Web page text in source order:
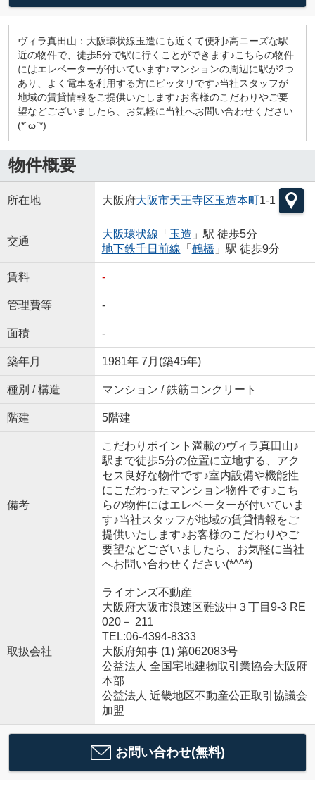
ヴィラ真田山：大阪環状線玉造にも近くて便利♪高ニーズな駅
近の物件で、徒歩5分で駅に行くことができます♪こちらの物件
にはエレベーターが付いています♪マンションの周辺に駅が2つ
あり、よく電車を利用する方にピッタリです♪当社スタッフが
地域の賃貸情報をご提供いたします♪お客様のこだわりやご要
望などございましたら、お気軽に当社へお問い合わせください
(*´ω`*)
物件概要
所在地 大阪府大阪市天王寺区玉造本町1-1
交通
大阪環状線 「 玉造 」駅 徒歩5分
地下鉄千日前線 「 鶴橋 」駅 徒歩9分
賃料 -
管理費等 -
面積 -
築年月 1981年 7月(築45年)
種別 / 構造 マンション / 鉄筋コンクリート
階建 5階建
備考
こだわりポイント満載のヴィラ真田山♪
駅まで徒歩5分の位置に立地する、アク
セス良好な物件です♪室内設備や機能性
にこだわったマンション物件です♪こち
らの物件にはエレベーターが付いていま
す♪当社スタッフが地域の賃貸情報をご
提供いたします♪お客様のこだわりやご
要望などございましたら、お気軽に当社
へお問い合わせください(*^^*)
取扱会社
ライオンズ不動産
大阪府大阪市浪速区難波中３丁目9-3 RE
020－ 211
TEL:06-4394-8333
大阪府知事 (1) 第062083号
公益法人 全国宅地建物取引業協会大阪府
本部
公益法人 近畿地区不動産公正取引協議会
加盟
お問い合わせ(無料)